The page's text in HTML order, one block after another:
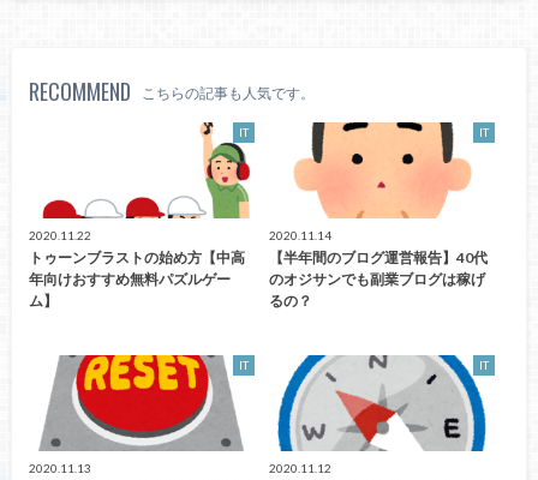
RECOMMEND こちらの記事も人気です。
IT
2020.11.22
トゥーンブラストの始め方【中高
年向けおすすめ無料パズルゲー
ム】
IT
2020.11.14
【半年間のブログ運営報告】40代
のオジサンでも副業ブログは稼げ
るの？
IT
2020.11.13
IT
2020.11.12